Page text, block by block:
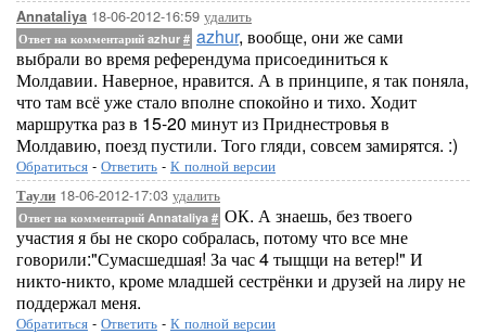
Annataliya 18-06-2012-16:59 удалить
Ответ на комментарий azhur # azhur, вообще, они же сами
выбрали во время референдума присоединиться к
Молдавии. Наверное, нравится. А в принципе, я так поняла,
что там всё уже стало вполне спокойно и тихо. Ходит
маршрутка раз в 15-20 минут из Приднестровья в
Молдавию, поезд пустили. Того гляди, совсем замирятся. :)
Обратиться - Ответить - К полной версии
Таули 18-06-2012-17:03 удалить
Ответ на комментарий Annataliya # ОК. А знаешь, без твоего
участия я бы не скоро собралась, потому что все мне
говорили:"Сумасшедшая! За час 4 тыщщи на ветер!" И
никто-никто, кроме младшей сестрёнки и друзей на лиру не
поддержал меня.
Обратиться - Ответить - К полной версии